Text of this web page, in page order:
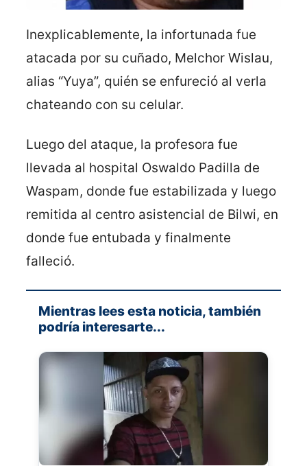
Inexplicablemente, la infortunada fue
atacada por su cuñado, Melchor Wislau,
alias “Yuya”, quién se enfureció al verla
chateando con su celular.
Luego del ataque, la profesora fue
llevada al hospital Oswaldo Padilla de
Waspam, donde fue estabilizada y luego
remitida al centro asistencial de Bilwi, en
donde fue entubada y finalmente
falleció.
Mientras lees esta noticia, también
podría interesarte...